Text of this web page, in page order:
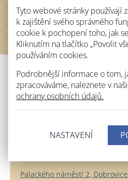
Tyto webové stránky používají
k zajištění svého správného
cookie k pochopení toho, jak
Kliknutím na tlačítko „Povolit
používáním cookies.
Podrobnější informace o tom,
zpracováváme, naleznete v
ochrany osobních údajů.
NASTAVENÍ
osivo, ochranné prostředky
síň slávy
cukrovou třtinu a produkty
Otevírací doba
(celoročně)
(24.–25. 12., 31. 12.–1. 1.
Palackého náměstí 2,